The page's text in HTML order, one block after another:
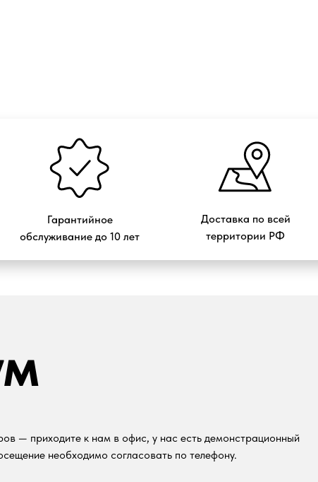
Доставка по всей
территории РФ
Гарантийное
обслуживание до 10 лет
— приходите к нам в офис, у нас есть демонстрационный
необходимо согласовать по телефону.